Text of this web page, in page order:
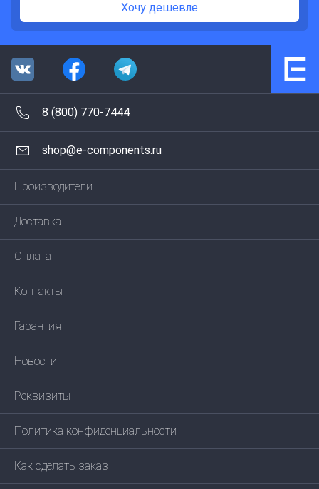
Хочу дешевле
8 (800) 770-7444
shop@e-components.ru
Производители
Доставка
Оплата
Контакты
Гарантия
Новости
Реквизиты
Политика конфиденциальности
Как сделать заказ